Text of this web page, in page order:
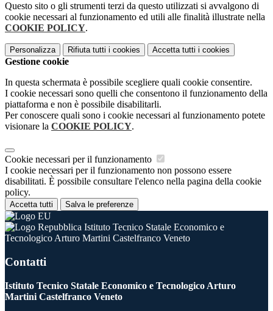
Questo sito o gli strumenti terzi da questo utilizzati si avvalgono di
cookie necessari al funzionamento ed utili alle finalità illustrate nella
COOKIE POLICY.
Personalizza Rifiuta tutti i cookies Accetta tutti i cookies
Gestione cookie
In questa schermata è possibile scegliere quali cookie consentire.
I cookie necessari sono quelli che consentono il funzionamento della
piattaforma e non è possibile disabilitarli.
Per conoscere quali sono i cookie necessari al funzionamento potete
visionare la COOKIE POLICY.
Cookie necessari per il funzionamento
I cookie necessari per il funzionamento non possono essere
disabilitati. È possibile consultare l'elenco nella pagina della cookie
policy.
Accetta tutti Salva le preferenze
Istituto Tecnico Statale Economico e
Tecnologico Arturo Martini Castelfranco Veneto
Contatti
Istituto Tecnico Statale Economico e Tecnologico Arturo
Martini Castelfranco Veneto